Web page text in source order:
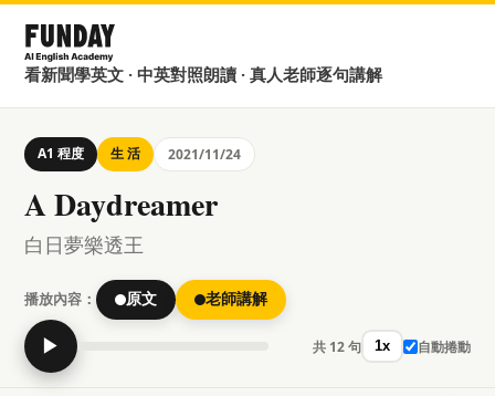
看新聞學英文 · 中英對照朗讀 · 真人老師逐句講解
A1 程度 生 活 2021/11/24
A Daydreamer
白日夢樂透王
播放內容： 原文 老師講解
▶ 共 12 句 1x 自動捲動